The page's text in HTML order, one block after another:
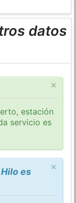
datos
×
estación
servicio es
×
es